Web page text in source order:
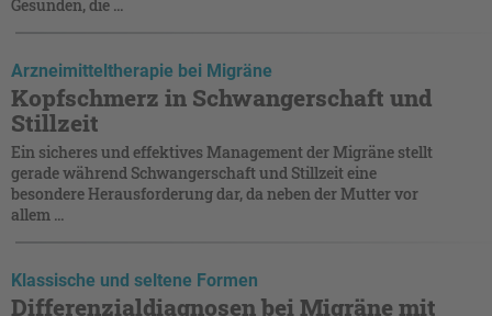
Gesunden, die ...
Arzneimitteltherapie bei Migräne
Kopfschmerz in Schwangerschaft und
Stillzeit
Ein sicheres und effektives Management der Migräne stellt
gerade während Schwangerschaft und Stillzeit eine
besondere Herausforderung dar, da neben der Mutter vor
allem ...
Klassische und seltene Formen
Differenzialdiagnosen bei Migräne mit